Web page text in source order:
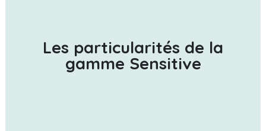
Les particularités de la
gamme Sensitive